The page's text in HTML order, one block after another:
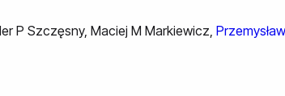
P Szczęsny, Maciej M Markiewicz,